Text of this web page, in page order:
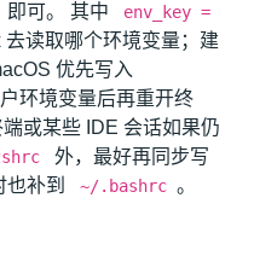
即可。 其中
env_key =
去读取哪个环境变量；建
优先写入
环境变量后再重开终
或某些 IDE 会话如果仍
外，最好再同步写
也补到 ~/.bashrc 。